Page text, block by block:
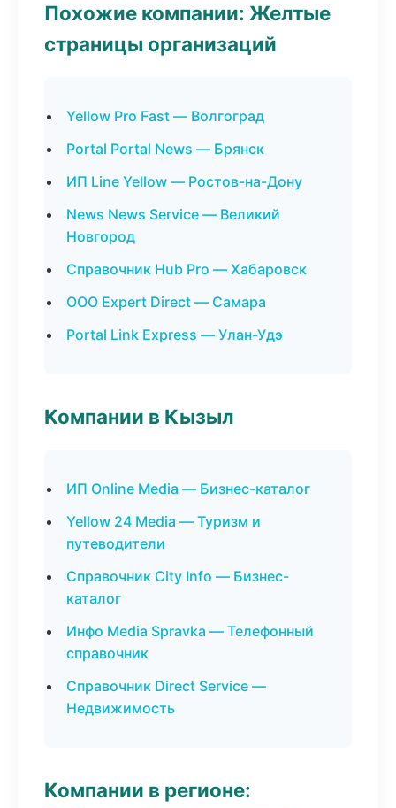
Похожие компании: Желтые
страницы организаций
Yellow Pro Fast — Волгоград
Portal Portal News — Брянск
ИП Line Yellow — Ростов-на-Дону
News News Service — Великий
Новгород
Справочник Hub Pro — Хабаровск
ООО Expert Direct — Самара
Portal Link Express — Улан-Удэ
Компании в Кызыл
ИП Online Media — Бизнес-каталог
Yellow 24 Media — Туризм и
путеводители
Справочник City Info — Бизнес-
каталог
Инфо Media Spravka — Телефонный
справочник
Справочник Direct Service —
Недвижимость
Компании в регионе: